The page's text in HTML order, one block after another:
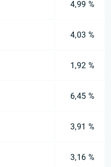
4,99 %
4,03 %
1,92 %
6,45 %
3,91 %
3,16 %